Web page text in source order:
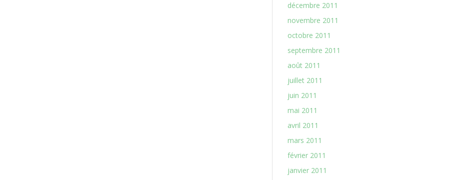
décembre 2011
novembre 2011
octobre 2011
septembre 2011
août 2011
juillet 2011
juin 2011
mai 2011
avril 2011
mars 2011
février 2011
janvier 2011